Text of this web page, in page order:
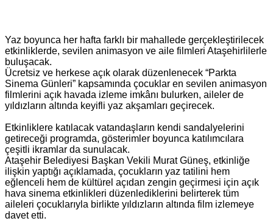
Yaz boyunca her hafta farklı bir mahallede gerçekleştirilecek
etkinliklerde, sevilen animasyon ve aile filmleri Ataşehirlilerle
buluşacak.
Ücretsiz ve herkese açık olarak düzenlenecek “Parkta
Sinema Günleri” kapsamında çocuklar en sevilen animasyon
filmlerini açık havada izleme imkânı bulurken, aileler de
yıldızların altında keyifli yaz akşamları geçirecek.
Etkinliklere katılacak vatandaşların kendi sandalyelerini
getireceği programda, gösterimler boyunca katılımcılara
çeşitli ikramlar da sunulacak.
Ataşehir Belediyesi Başkan Vekili Murat Güneş, etkinliğe
ilişkin yaptığı açıklamada, çocukların yaz tatilini hem
eğlenceli hem de kültürel açıdan zengin geçirmesi için açık
hava sinema etkinlikleri düzenlediklerini belirterek tüm
aileleri çocuklarıyla birlikte yıldızların altında film izlemeye
davet etti.